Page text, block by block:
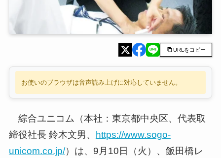
URLをコピー
お使いのブラウザは音声読み上げに対応していません。
綜合ユニコム（本社：東京都中央区、代表取
締役社長 鈴木文男、
https://www.sogo-
unicom.co.jp/）は、9月10日（火）、飯田橋レ